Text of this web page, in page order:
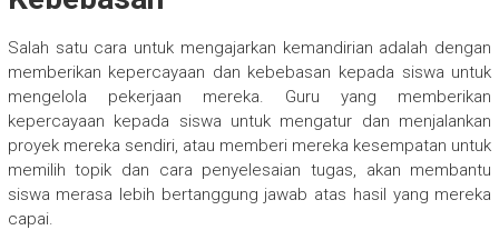
Salah satu cara untuk mengajarkan kemandirian adalah dengan
memberikan kepercayaan dan kebebasan kepada siswa untuk
mengelola pekerjaan mereka. Guru yang memberikan
kepercayaan kepada siswa untuk mengatur dan menjalankan
proyek mereka sendiri, atau memberi mereka kesempatan untuk
memilih topik dan cara penyelesaian tugas, akan membantu
siswa merasa lebih bertanggung jawab atas hasil yang mereka
capai.